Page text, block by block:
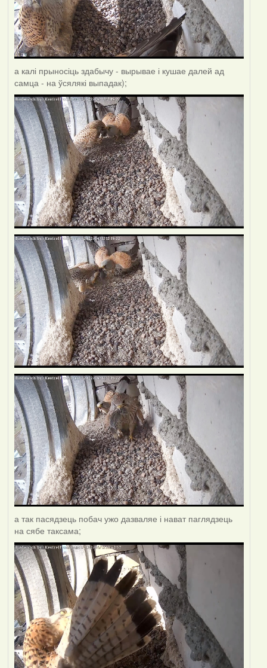
а калі прыносіць здабычу - вырывае і кушае далей ад
самца - на ўсялякі выпадак);
а так пасядзець побач ужо дазваляе і нават паглядзець
на сябе таксама;